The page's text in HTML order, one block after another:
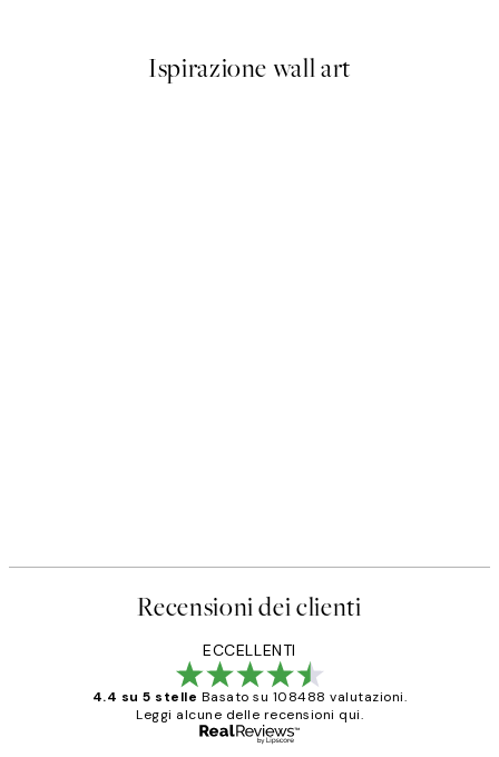
Ispirazione wall art
Recensioni dei clienti
ECCELLENTI
4.4 su 5 stelle Basato su 108488 valutazioni.
Leggi alcune delle recensioni qui.